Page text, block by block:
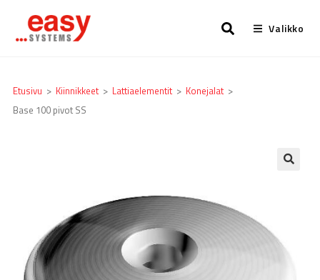
Valikko
Etusivu > Kiinnikkeet > Lattia­elementit > Konejalat >
Base 100 pivot SS